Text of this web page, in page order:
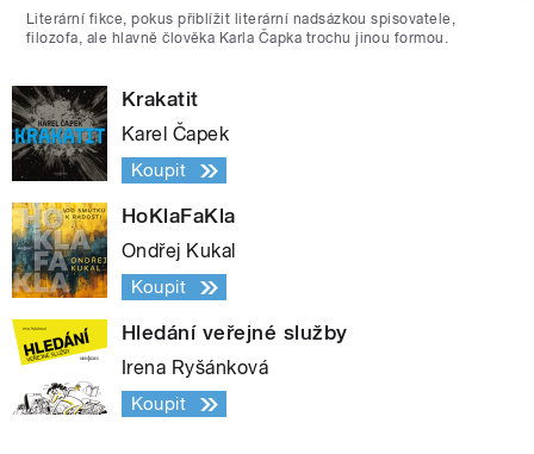
Literární fikce, pokus přiblížit literární nadsázkou spisovatele,
filozofa, ale hlavně člověka Karla Čapka trochu jinou formou.
Krakatit
Karel Čapek
Koupit
HoKlaFaKla
Ondřej Kukal
Koupit
Hledání veřejné služby
Irena Ryšánková
Koupit